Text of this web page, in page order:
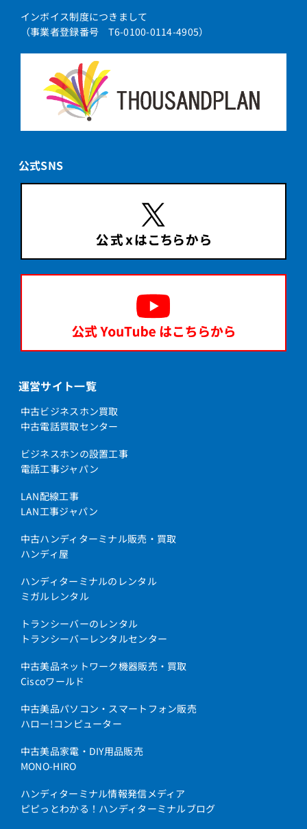
インボイス制度につきまして
（事業者登録番号 T6-0100-0114-4905）
公式SNS
運営サイト一覧
中古ビジネスホン買取
中古電話買取センター
ビジネスホンの設置工事
電話工事ジャパン
LAN配線工事
LAN工事ジャパン
中古ハンディターミナル販売・買取
ハンディ屋
ハンディターミナルのレンタル
ミガルレンタル
トランシーバーのレンタル
トランシーバーレンタルセンター
中古美品ネットワーク機器販売・買取
Ciscoワールド
中古美品パソコン・スマートフォン販売
ハロー!コンピューター
中古美品家電・DIY用品販売
MONO-HIRO
ハンディターミナル情報発信メディア
ピピっとわかる！ハンディターミナルブログ